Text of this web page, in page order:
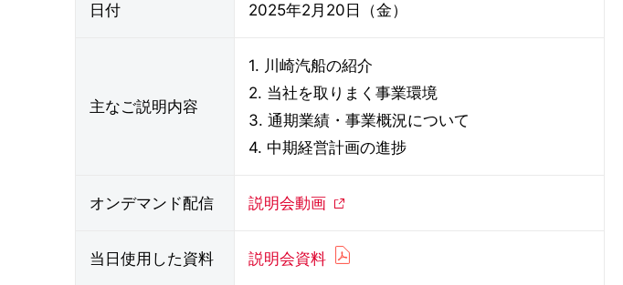
日付 2025年2月20日（金）
主なご説明内容
1. 川崎汽船の紹介
2. 当社を取りまく事業環境
3. 通期業績・事業概況について
4. 中期経営計画の進捗
オンデマンド配信 説明会動画
当日使用した資料 説明会資料